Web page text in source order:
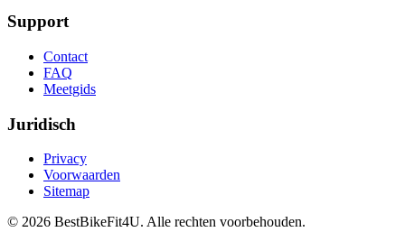
Support
Contact
FAQ
Meetgids
Juridisch
Privacy
Voorwaarden
Sitemap
© 2026 BestBikeFit4U. Alle rechten voorbehouden.